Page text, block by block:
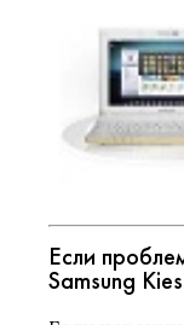
Если
Samsung Kies